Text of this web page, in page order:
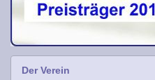
Der Verein